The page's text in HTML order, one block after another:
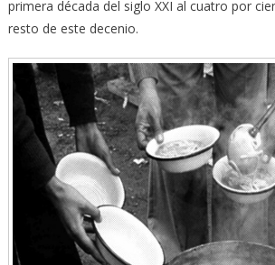
primera década del siglo XXI al cuatro por
resto de este decenio.